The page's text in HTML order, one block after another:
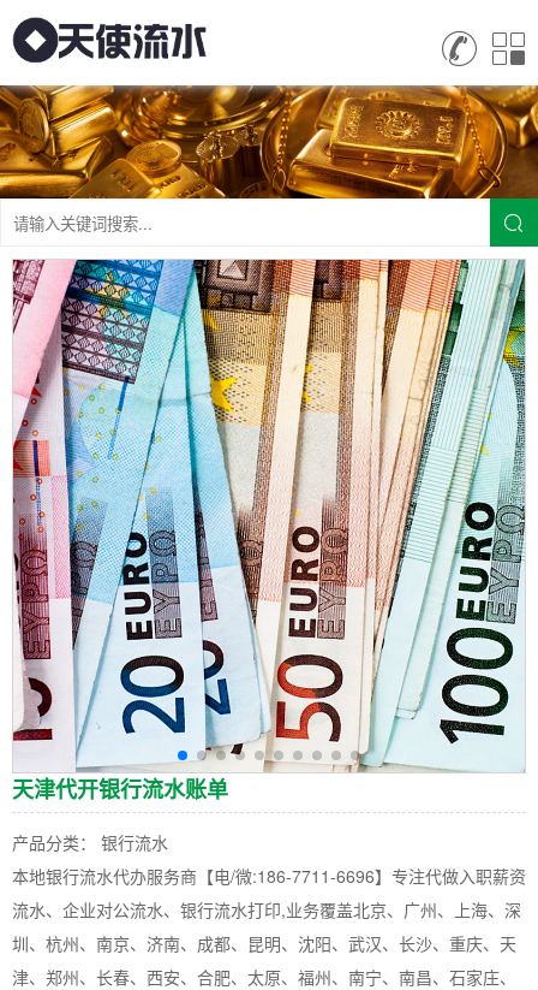
天津代开银行流水账单
产品分类： 银行流水
本地银行流水代办服务商【电/微:186-7711-6696】专注代做入职薪资
流水、企业对公流水、银行流水打印,业务覆盖北京、广州、上海、深
圳、杭州、南京、济南、成都、昆明、沈阳、武汉、长沙、重庆、天
津、郑州、长春、西安、合肥、太原、福州、南宁、南昌、石家庄、